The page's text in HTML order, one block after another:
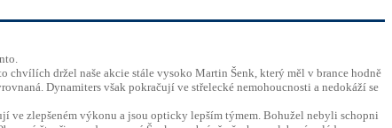
držel naše akcie stále vysoko Martin Šenk, který měl v brance hodně
Dynamiters však pokračují ve střelecké nemohoucnosti a nedokáží se
ve zlepšeném výkonu a jsou opticky lepším týmem. Bohužel nebyli schopni